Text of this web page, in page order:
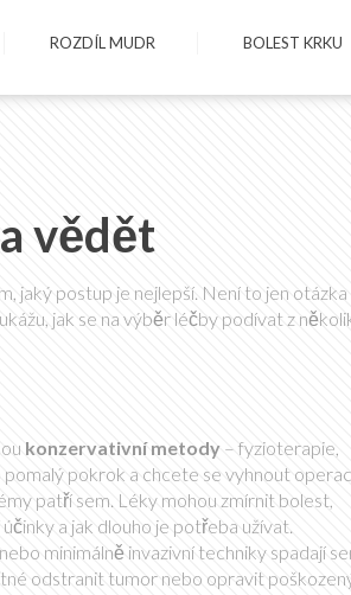
ROZDÍL MUDR BOLEST KRKU
vědět
jaký postup je nejlepší. Není to jen otázka
jak se na výběr léčby podívat z
konzervativní metody – fyzioterapie,
pomalý pokrok a chcete se vyhnout
patří sem. Léky mohou zmírnit bolest,
a jak dlouho je potřeba užívat.
minimálně invazivní techniky spadají
odstranit tumor nebo opravit